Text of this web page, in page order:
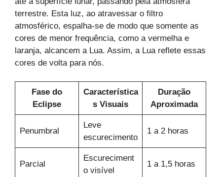
terrestre. Esta luz, ao atravessar o filtro
atmosférico, espalha-se de modo que somente as
cores de menor frequência, como a vermelha e
laranja, alcancem a Lua. Assim, a Lua reflete essas
cores de volta para nós.
Fase do
Eclipse
Característica
s Visuais
Duração
Aproximada
Penumbral
Leve
escurecimento
1 a 2 horas
Parcial
Escureciment
o visível
1 a 1,5 horas